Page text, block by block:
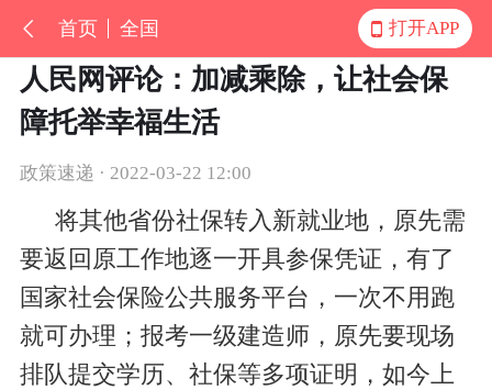
首页 全国 打开APP
人民网评论：加减乘除，让社会保
障托举幸福生活
政策速递 · 2022-03-22 12:00
将其他省份社保转入新就业地，原先需
要返回原工作地逐一开具参保凭证，有了
国家社会保险公共服务平台，一次不用跑
就可办理；报考一级建造师，原先要现场
排队提交学历、社保等多项证明，如今上